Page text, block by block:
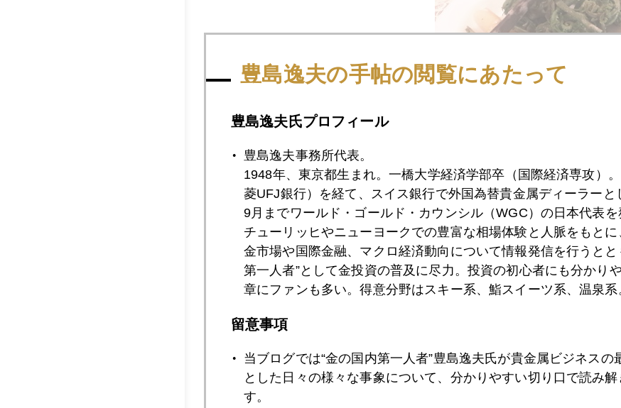
シェフ一人で３８年間切り盛りしてきた店。
豊島逸夫の手帖の閲覧にあたって
豊島逸夫氏プロフィール
豊島逸夫事務所代表。
1948年、東京都生まれ。一橋大学経済学部卒（国際経済専攻）
菱UFJ銀行）を経て、スイス銀行で外国為替貴金属ディーラーと
9月までワールド・ゴールド・カウンシル（WGC）の日本代表
チューリッヒやニューヨークでの豊富な相場体験と人脈をもと
金市場や国際金融、マクロ経済動向について情報発信を行うとと
第一人者”として金投資の普及に尽力。投資の初心者にも分かり
章にファンも多い。得意分野はスキー系、鮨スイーツ系、温泉系
留意事項
当ブログでは“金の国内第一人者”豊島逸夫氏が貴金属ビジネスの
とした日々の様々な事象について、分かりやすい切り口で読み解
す。